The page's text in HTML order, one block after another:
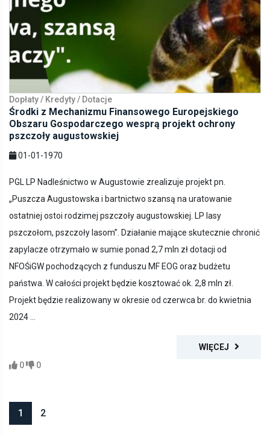
Dopłaty / Kredyty / Dotacje
Środki z Mechanizmu Finansowego Europejskiego
Obszaru Gospodarczego wesprą projekt ochrony
pszczoły augustowskiej
01-01-1970
PGL LP Nadleśnictwo w Augustowie zrealizuje projekt pn.
„Puszcza Augustowska i bartnictwo szansą na uratowanie
ostatniej ostoi rodzimej pszczoły augustowskiej. LP lasy
pszczołom, pszczoły lasom”. Działanie mające skutecznie chronić
zapylacze otrzymało w sumie ponad 2,7 mln zł dotacji od
NFOŚiGW pochodzących z funduszu MF EOG oraz budżetu
państwa. W całości projekt będzie kosztować ok. 2,8 mln zł.
Projekt będzie realizowany w okresie od czerwca br. do kwietnia
2024 ...
WIĘCEJ
0
0
1 2